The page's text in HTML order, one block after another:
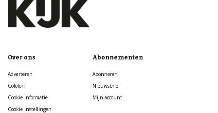
Over ons
Adverteren
Colofon
Cookie informatie
Cookie Instellingen
Abonnementen
Abonneren
Nieuwsbrief
Mijn account